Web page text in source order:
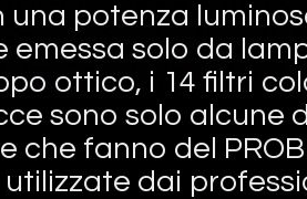
una potenza
emessa solo da
ottico, i 14 filtri
sono solo alcune
che fanno del
dai